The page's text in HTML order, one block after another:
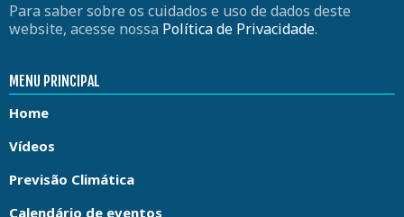
Para saber sobre os cuidados e uso de dados deste
website, acesse nossa Política de Privacidade.
MENU PRINCIPAL
Home
Vídeos
Previsão Climática
Calendário de eventos